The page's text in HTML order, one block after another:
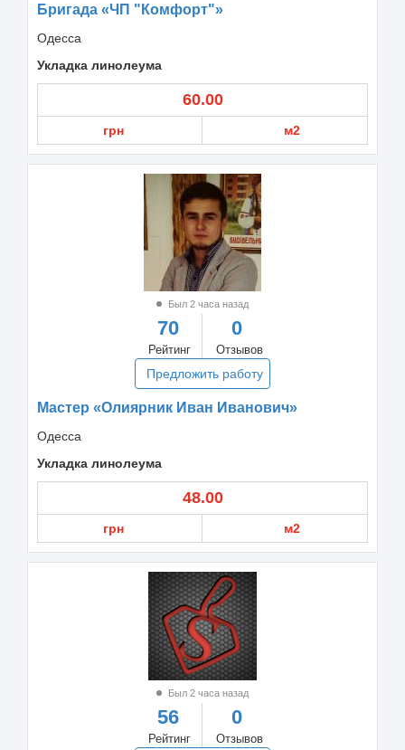
Бригада «ЧП "Комфорт"»
Одесса
Укладка линолеума
60.00
грн м2
Был 2 часа назад
70
Рейтинг
0
Отзывов
Предложить работу
Мастер «Олиярник Иван Иванович»
Одесса
Укладка линолеума
48.00
грн м2
Был 2 часа назад
56
Рейтинг
0
Отзывов